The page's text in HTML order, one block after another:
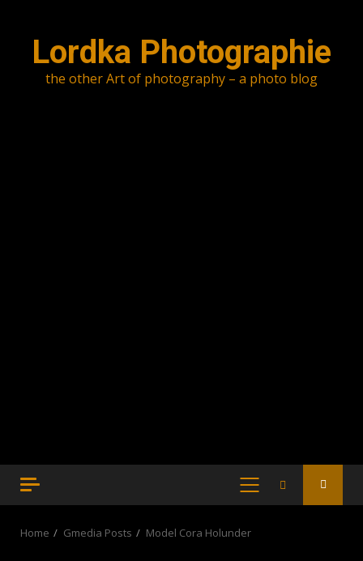
Lordka Photographie
the other Art of photography – a photo blog
PRIMARY
Home Gmedia Posts Model Cora Holunder